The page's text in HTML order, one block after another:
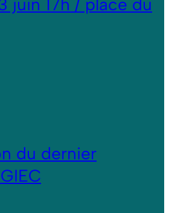
du dernier